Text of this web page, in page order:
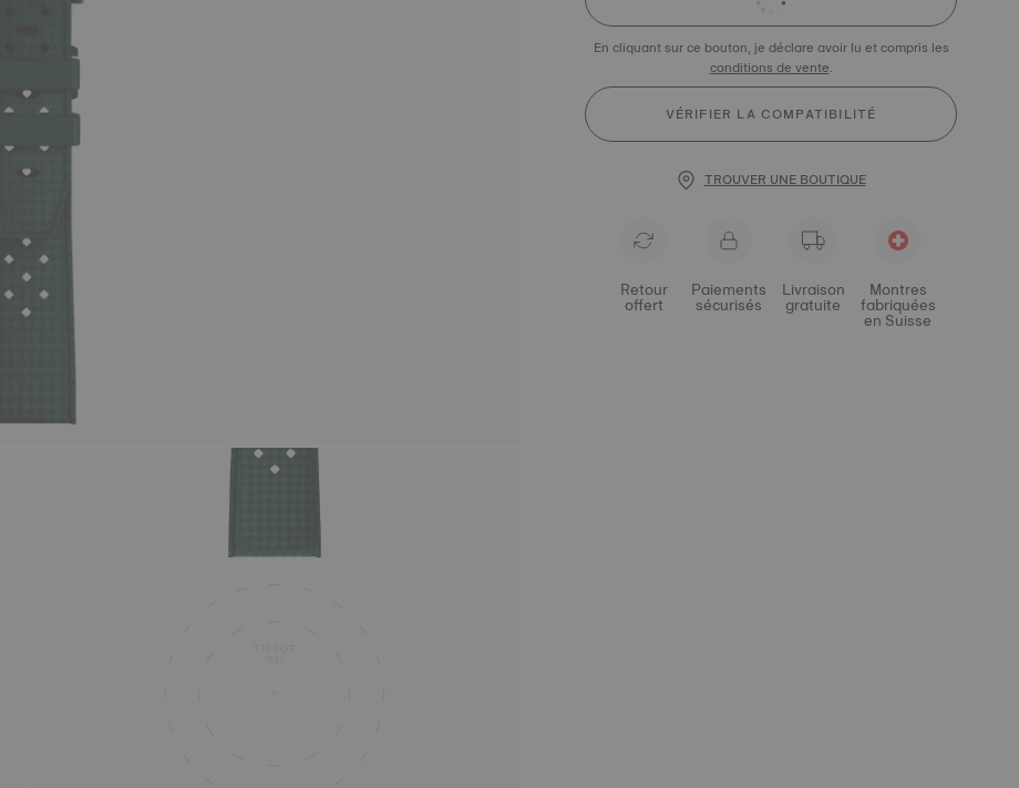
En cliquant sur ce bouton, je déclare avoir lu et compris les
conditions de vente.
VÉRIFIER LA COMPATIBILITÉ
TROUVER UNE BOUTIQUE
Retour
offert
Paiements
sécurisés
Livraison
gratuite
Montres
fabriquées
en Suisse